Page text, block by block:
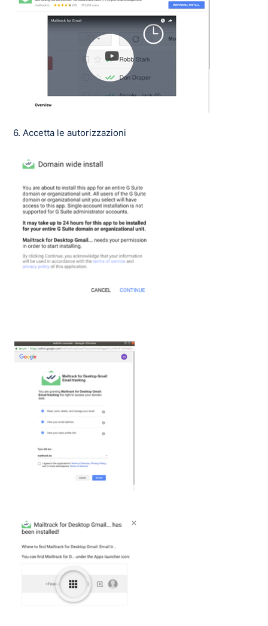
6. Accetta le autorizzazioni